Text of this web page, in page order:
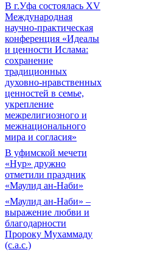
В г.Уфа состоялась XV
Международная
научно-практическая
конференция «Идеалы
и ценности Ислама:
сохранение
традиционных
духовно-нравственных
ценностей в семье,
укрепление
межрелигиозного и
межнационального
мира и согласия»
В уфимской мечети
«Нур» дружно
отметили праздник
«Маулид ан-Наби»
«Маулид ан-Наби» –
выражение любви и
благодарности
Пророку Мухаммаду
(с.а.с.)